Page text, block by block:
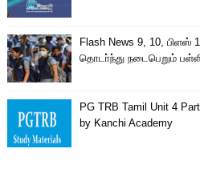
Flash News 9, 10, பிளஸ்
தொடா்ந்து நடைபெறும்
PG TRB Tamil Unit 4
by Kanchi Academy